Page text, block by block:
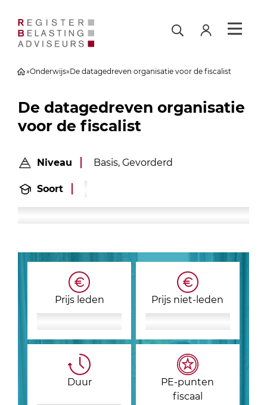
»Onderwijs»De datagedreven organisatie voor de fiscalist
De datagedreven organisatie
voor de fiscalist
Niveau Basis, Gevorderd
Soort
Prijs leden Prijs niet-leden
Duur
PE-punten
fiscaal